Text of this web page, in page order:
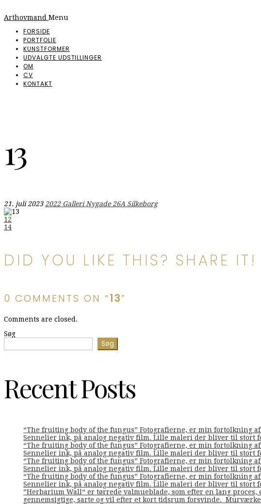
Arthovmand Menu
FORSIDE
PORTFOLIE
KUNSTFORMER
UDVALGTE UDSTILLINGER
OM
CV
KONTAKT
13
21. juli 2023 2022 Galleri Nygade 26A Silkeborg
Indlægsnavigation
12
14
DID YOU LIKE THIS? SHARE IT!
0 COMMENTS ON “13”
Comments are closed.
Søg
Søg
Recent Posts
“The fruiting body of the fungus” Fotografierne, er min fortolkning
Sennelier ink, på analog negativ film. Lille maleri der bliver til stort
“The fruiting body of the fungus” Fotografierne, er min fortolkning
Sennelier ink, på analog negativ film. Lille maleri der bliver til stort
“The fruiting body of the fungus” Fotografierne, er min fortolkning
Sennelier ink, på analog negativ film. Lille maleri der bliver til stort
“The fruiting body of the fungus” Fotografierne, er min fortolkning
Sennelier ink, på analog negativ film. Lille maleri der bliver til stort
”Herbarium Wall“ er tørrede valmueblade, som efter en lang
gennemsigtige, sarte og vil efter et kort tidsrum forsvinde.